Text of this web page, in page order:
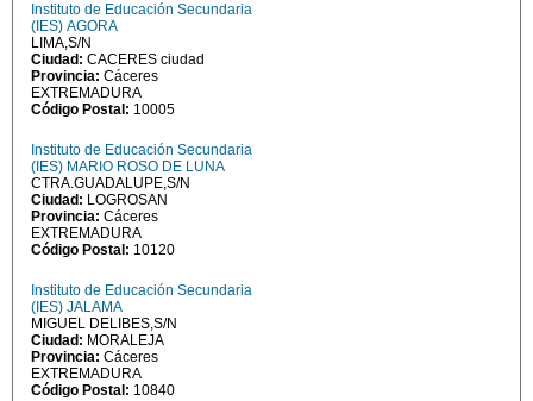
Instituto de Educación Secundaria
(IES) AGORA
LIMA,S/N
Ciudad: CACERES ciudad
Provincia: Cáceres
EXTREMADURA
Código Postal: 10005
Instituto de Educación Secundaria
(IES) MARIO ROSO DE LUNA
CTRA.GUADALUPE,S/N
Ciudad: LOGROSAN
Provincia: Cáceres
EXTREMADURA
Código Postal: 10120
Instituto de Educación Secundaria
(IES) JALAMA
MIGUEL DELIBES,S/N
Ciudad: MORALEJA
Provincia: Cáceres
EXTREMADURA
Código Postal: 10840